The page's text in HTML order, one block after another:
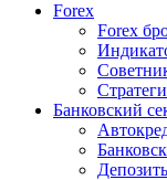
Forex
Forex
Банковский